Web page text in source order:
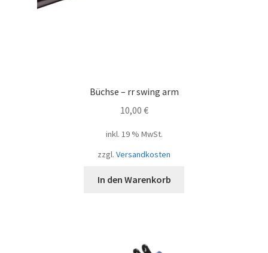
Büchse – rr swing arm
10,00 €
inkl. 19 % MwSt.
zzgl. Versandkosten
In den Warenkorb